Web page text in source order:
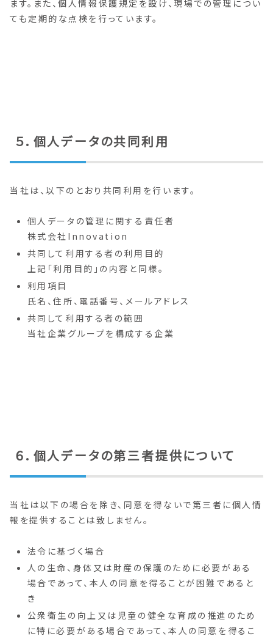
ます。また、個人情報保護規定を設け、現場での管理につい
ても定期的な点検を行っています。
５．個人データの共同利用
当社は、以下のとおり共同利用を行います。
個人データの管理に関する責任者
株式会社Innovation
共同して利用する者の利用目的
上記「利用目的」の内容と同様。
利用項目
氏名、住所、電話番号、メールアドレス
共同して利用する者の範囲
当社企業グループを構成する企業
６．個人データの第三者提供について
当社は以下の場合を除き、同意を得ないで第三者に個人情
報を提供することは致しません。
法令に基づく場合
人の生命、身体又は財産の保護のために必要がある
場合であって、本人の同意を得ることが困難であると
き
公衆衛生の向上又は児童の健全な育成の推進のため
に特に必要がある場合であって、本人の同意を得るこ